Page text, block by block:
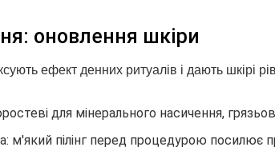
оновлення шкіри
ефект денних ритуалів і дають шкірі
для мінерального насичення,
м'який пілінг перед процедурою посилює